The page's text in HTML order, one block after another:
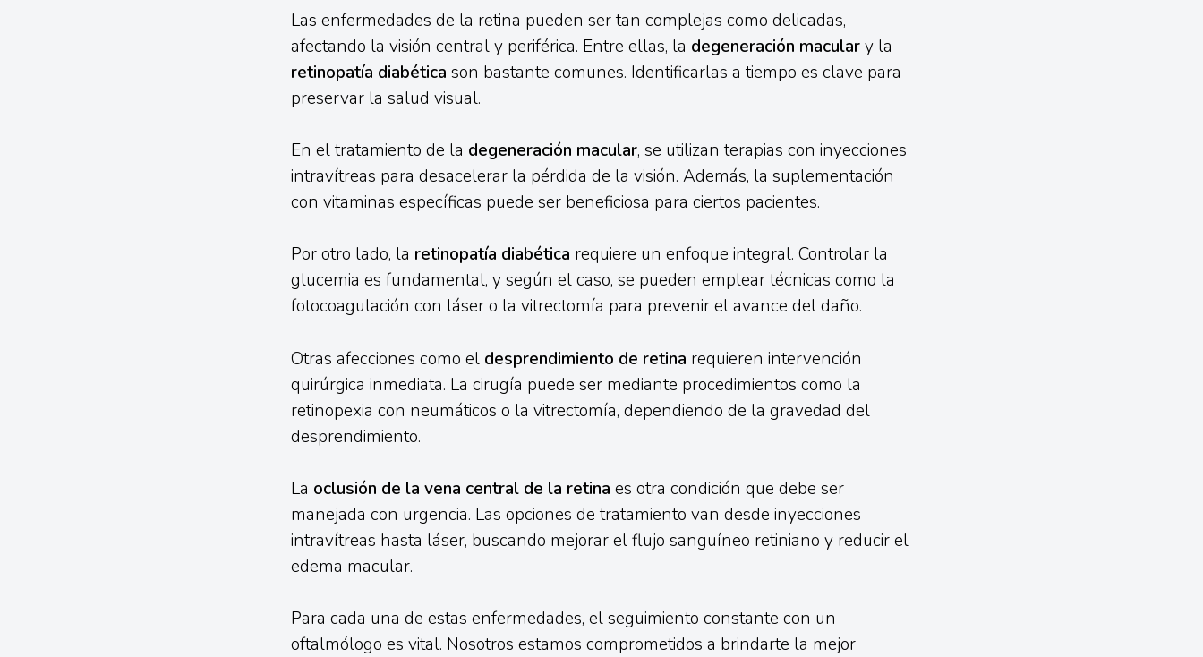
Las enfermedades de la retina pueden ser tan complejas como delicadas,
afectando la visión central y periférica. Entre ellas, la degeneración maculary la
retinopatía diabética son bastante comunes. Identificarlas a tiempo es clave para
preservar la salud visual.
En el tratamiento de la degeneración macular, se utilizan terapias con inyecciones
intravítreas para desacelerar la pérdida de la visión. Además, la suplementación
con vitaminas específicas puede ser beneficiosa para ciertos pacientes.
Por otro lado, la retinopatía diabética requiere un enfoque integral. Controlar la
glucemia es fundamental, y según el caso, se pueden emplear técnicas como la
fotocoagulación con láser o la vitrectomía para prevenir el avance del daño.
Otras afecciones como el desprendimiento de retina requieren intervención
quirúrgica inmediata. La cirugía puede ser mediante procedimientos como la
retinopexia con neumáticos o la vitrectomía, dependiendo de la gravedad del
desprendimiento.
La oclusión de la vena central de la retina es otra condición que debe ser
manejada con urgencia. Las opciones de tratamiento van desde inyecciones
intravítreas hasta láser, buscando mejorar el flujo sanguíneo retiniano y reducir el
edema macular.
Para cada una de estas enfermedades, el seguimiento constante con un
oftalmólogo es vital. Nosotros estamos comprometidos a brindarte la mejor